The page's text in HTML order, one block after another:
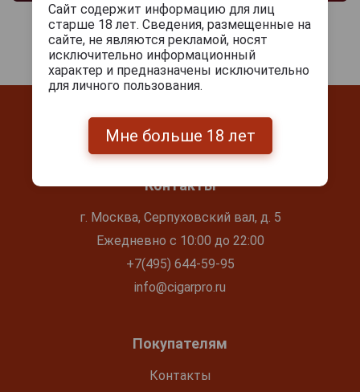
Контакты
г. Москва, Серпуховский вал, д. 5
Ежедневно с 10:00 до 22:00
+7(495) 644-59-95
info@cigarpro.ru
Покупателям
Контакты
Сайт содержит информацию для лиц
старше 18 лет. Сведения, размещенные на
сайте, не являются рекламой, носят
исключительно информационный
характер и предназначены исключительно
для личного пользования.
Мне больше 18 лет